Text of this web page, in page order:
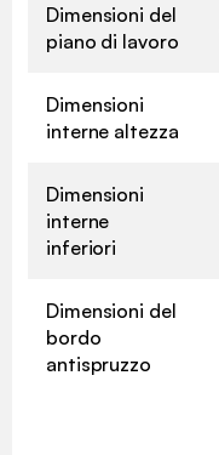
Dimensioni del
piano di lavoro
Dimensioni
interne altezza
Dimensioni
interne
inferiori
Dimensioni del
bordo
antispruzzo